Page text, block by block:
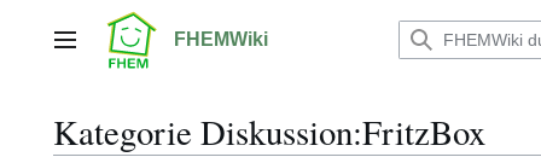
springenHauptmenü FHEMWiki
Kategorie Diskussion:FritzBox